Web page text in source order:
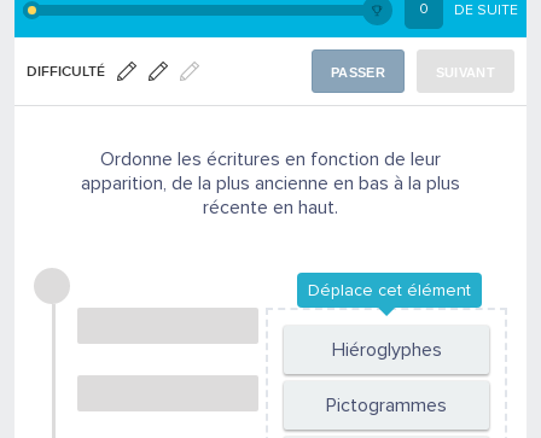
0 DE SUITE
DIFFICULTÉ PASSER SUIVANT
Ordonne les écritures en fonction de leur
apparition, de la plus ancienne en bas à la plus
récente en haut.
Hiéroglyphes
Pictogrammes
Déplace cet élément